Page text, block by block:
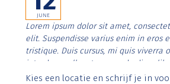
JUNE
Lorem ipsum dolor sit amet,
elit. Suspendisse varius enim in eros
tristique. Duis cursus, mi quis viverra
interdum nulla, ut commodo diam
Aenean faucibus nibh et justo cursus
Kies een locatie en schrijf je in